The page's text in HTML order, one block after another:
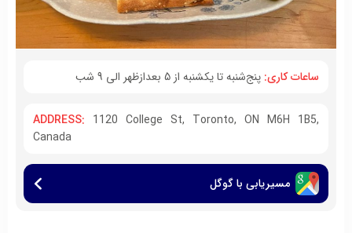
ساعات کاری: پنج‌شنبه تا یکشنبه از 5 بعدازظهر الی 9 شب
ADDRESS: 1120 College St, Toronto, ON M6H 1B5,
Canada
مسیریابی با گوگل